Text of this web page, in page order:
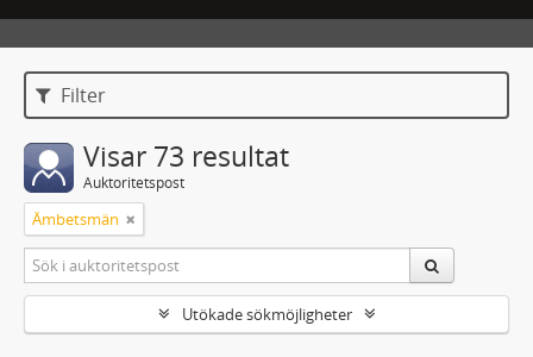
Filter
Visar 73 resultat
Auktoritetspost
Ämbetsmän
Utökade sökmöjligheter